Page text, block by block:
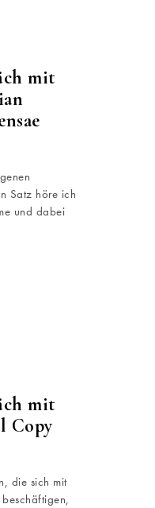
mit
Satz höre ich
und dabei
mit
Copy
die sich mit